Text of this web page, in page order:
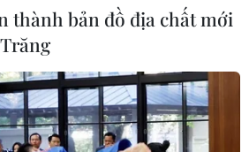
thành bản đồ địa chất mới